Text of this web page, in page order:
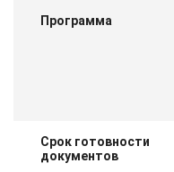
Программа
Срок готовности
документов